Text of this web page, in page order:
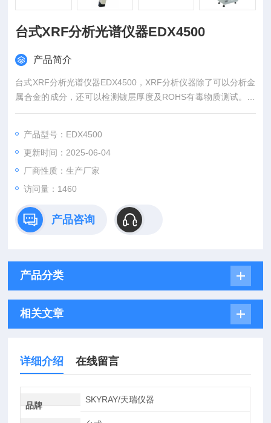
台式XRF分析光谱仪器EDX4500
产品简介
台式XRF分析光谱仪器EDX4500，XRF分析仪器除了可以分析金
属合金的成分，还可以检测镀层厚度及ROHS有毒物质测试。矿
石的含量分析。XRF分析仪器的品牌的天瑞仪器，国内XRF制造
产品型号：EDX4500
更新时间：2025-06-04
厂商性质：生产厂家
访问量：1460
产品咨询
产品分类
相关文章
详细介绍 在线留言
品牌
SKYRAY/天瑞仪器